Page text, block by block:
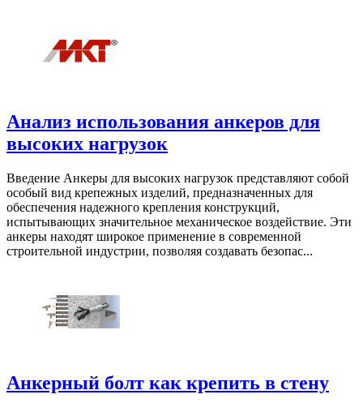
Анализ использования анкеров для
высоких нагрузок
Введение Анкеры для высоких нагрузок представляют собой
особый вид крепежных изделий, предназначенных для
обеспечения надежного крепления конструкций,
испытывающих значительное механическое воздействие. Эти
анкеры находят широкое применение в современной
строительной индустрии, позволяя создавать безопас...
Анкерный болт как крепить в стену